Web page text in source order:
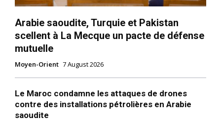
Arabie saoudite, Turquie et Pakistan
scellent à La Mecque un pacte de défense
mutuelle
Moyen-Orient 7 August 2026
Le Maroc condamne les attaques de drones
contre des installations pétrolières en Arabie
saoudite